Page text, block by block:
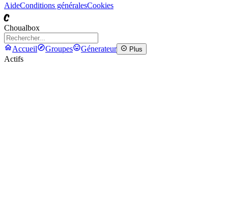
AideConditions généralesCookies
C
Choualbox
Accueil Groupes Génerateur Plus
Actifs